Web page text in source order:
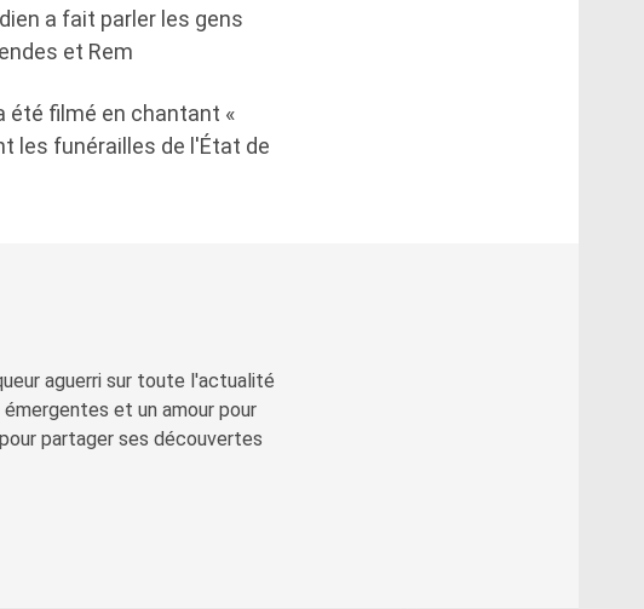
a fait parler les gens
et Rem
été filmé en chantant «
les funérailles de l'État de
aguerri sur toute l'actualité
et un amour pour
partager ses découvertes